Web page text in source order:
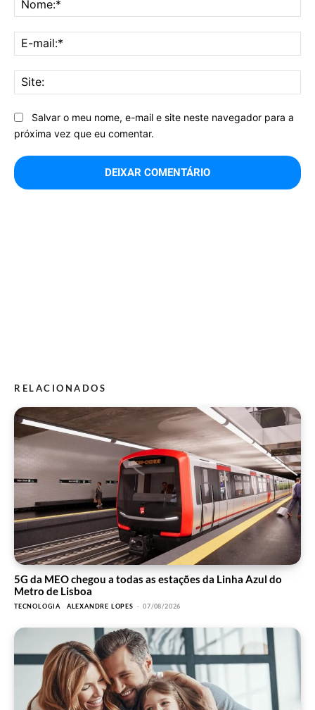
Salvar o meu nome, e-mail e site neste navegador para a
próxima vez que eu comentar.
RELACIONADOS
5G da MEO chegou a todas as estações da Linha Azul do
Metro de Lisboa
TECNOLOGIA ALEXANDRE LOPES - 07/08/2026